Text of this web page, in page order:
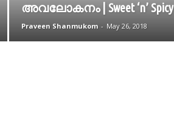
അവലോകനം | Sweet ‘n’ Spicy
Praveen Shanmukom - May 26, 2018